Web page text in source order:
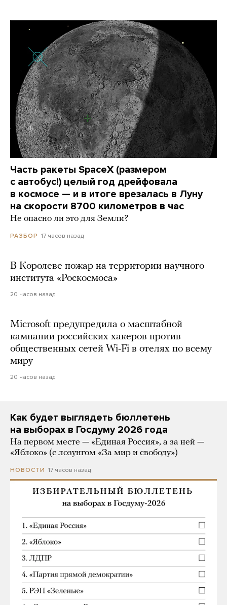
Часть ракеты SpaceX (размером
с автобус!) целый год дрейфовала
в космосе — и в итоге врезалась в Луну
на скорости 8700 километров в час
Не опасно ли это для Земли?
РАЗБОР 17 часов назад
В Королеве пожар на территории научного
института «Роскосмоса»
20 часов назад
Microsoft предупредила о масштабной
кампании российских хакеров против
общественных сетей Wi-Fi в отелях по всему
миру
20 часов назад
Как будет выглядеть бюллетень
на выборах в Госдуму 2026 года
На первом месте — «Единая Россия», а за ней —
«Яблоко» (с лозунгом «За мир и свободу»)
НОВОСТИ 17 часов назад